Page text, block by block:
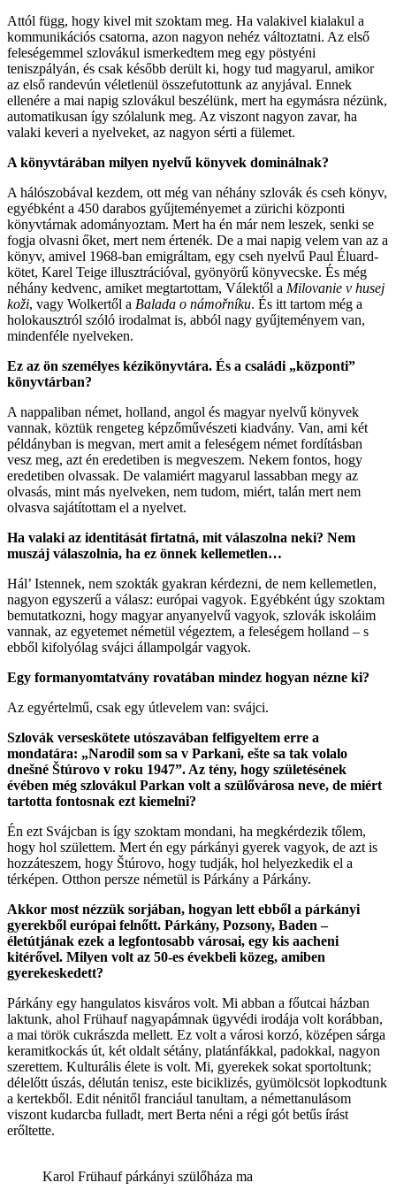
Attól függ, hogy kivel mit szoktam meg. Ha valakivel kialakul a
kommunikációs csatorna, azon nagyon nehéz változtatni. Az első
feleségemmel szlovákul ismerkedtem meg egy pöstyéni
teniszpályán, és csak később derült ki, hogy tud magyarul, amikor
az első randevún véletlenül összefutottunk az anyjával. Ennek
ellenére a mai napig szlovákul beszélünk, mert ha egymásra nézünk,
automatikusan így szólalunk meg. Az viszont nagyon zavar, ha
valaki keveri a nyelveket, az nagyon sérti a fülemet.
A könyvtárában milyen nyelvű könyvek dominálnak?
A hálószobával kezdem, ott még van néhány szlovák és cseh könyv,
egyébként a 450 darabos gyűjteményemet a zürichi központi
könyvtárnak adományoztam. Mert ha én már nem leszek, senki se
fogja olvasni őket, mert nem értenék. De a mai napig velem van az a
könyv, amivel 1968-ban emigráltam, egy cseh nyelvű Paul Éluard-
kötet, Karel Teige illusztrációval, gyönyörű könyvecske. És még
néhány kedvenc, amiket megtartottam, Válektől a Milovanie v husej
koži, vagy Wolkertől a Balada o námořníku. És itt tartom még a
holokausztról szóló irodalmat is, abból nagy gyűjteményem van,
mindenféle nyelveken.
Ez az ön személyes kézikönyvtára. És a családi „központi”
könyvtárban?
A nappaliban német, holland, angol és magyar nyelvű könyvek
vannak, köztük rengeteg képzőművészeti kiadvány. Van, ami két
példányban is megvan, mert amit a feleségem német fordításban
vesz meg, azt én eredetiben is megveszem. Nekem fontos, hogy
eredetiben olvassak. De valamiért magyarul lassabban megy az
olvasás, mint más nyelveken, nem tudom, miért, talán mert nem
olvasva sajátítottam el a nyelvet.
Ha valaki az identitását firtatná, mit válaszolna neki? Nem
muszáj válaszolnia, ha ez önnek kellemetlen…
Hál’ Istennek, nem szokták gyakran kérdezni, de nem kellemetlen,
nagyon egyszerű a válasz: európai vagyok. Egyébként úgy szoktam
bemutatkozni, hogy magyar anyanyelvű vagyok, szlovák iskoláim
vannak, az egyetemet németül végeztem, a feleségem holland – s
ebből kifolyólag svájci állampolgár vagyok.
Egy formanyomtatvány rovatában mindez hogyan nézne ki?
Az egyértelmű, csak egy útlevelem van: svájci.
Szlovák verseskötete utószavában felfigyeltem erre a
mondatára: „Narodil som sa v Parkani, ešte sa tak volalo
dnešné Štúrovo v roku 1947”. Az tény, hogy születésének
évében még szlovákul Parkan volt a szülővárosa neve, de miért
tartotta fontosnak ezt kiemelni?
Én ezt Svájcban is így szoktam mondani, ha megkérdezik tőlem,
hogy hol születtem. Mert én egy párkányi gyerek vagyok, de azt is
hozzáteszem, hogy Štúrovo, hogy tudják, hol helyezkedik el a
térképen. Otthon persze németül is Párkány a Párkány.
Akkor most nézzük sorjában, hogyan lett ebből a párkányi
gyerekből európai felnőtt. Párkány, Pozsony, Baden –
életútjának ezek a legfontosabb városai, egy kis aacheni
kitérővel. Milyen volt az 50-es évekbeli közeg, amiben
gyerekeskedett?
Párkány egy hangulatos kisváros volt. Mi abban a főutcai házban
laktunk, ahol Frühauf nagyapámnak ügyvédi irodája volt korábban,
a mai török cukrászda mellett. Ez volt a városi korzó, középen sárga
keramitkockás út, két oldalt sétány, platánfákkal, padokkal, nagyon
szerettem. Kulturális élete is volt. Mi, gyerekek sokat sportoltunk;
délelőtt úszás, délután tenisz, este biciklizés, gyümölcsöt lopkodtunk
a kertekből. Edit nénitől franciául tanultam, a némettanulásom
viszont kudarcba fulladt, mert Berta néni a régi gót betűs írást
erőltette.
Karol Frühauf párkányi szülőháza ma